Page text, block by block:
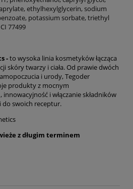
ethylhexylglycerin, sodium
potassium sorbate, triethyl
77499
-to wysoka linia kosmetyków łącząca
skóry twarzy i ciała. Od prawie dwóch
i urody, Tegoder
produkty z mocnym
i włączanie składników
do swoich receptur.
z długim terminem